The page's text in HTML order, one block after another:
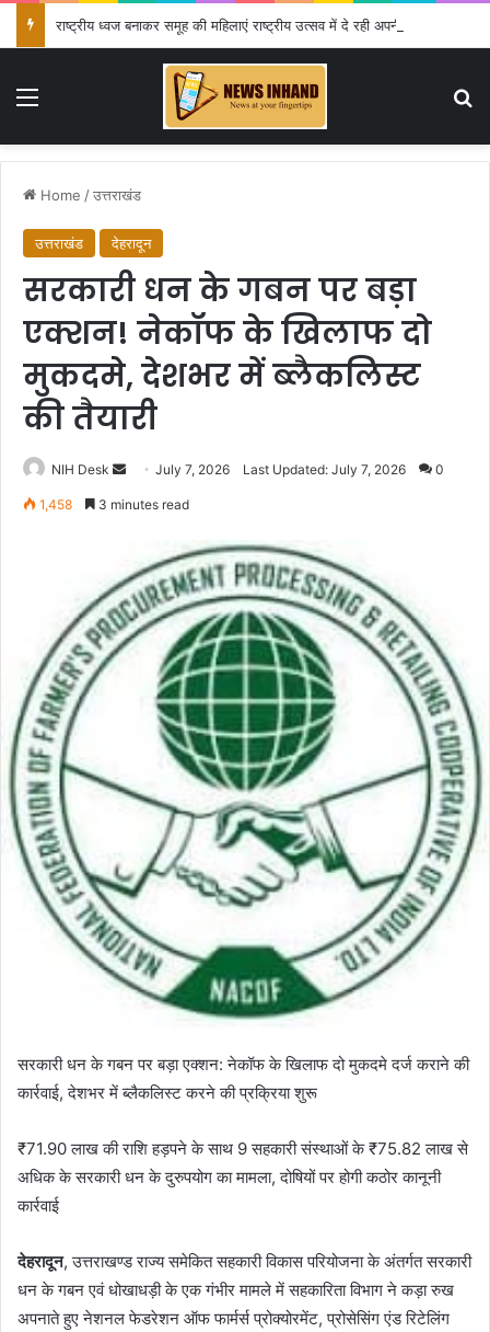
Menu
Home /उत्तराखंड
उत्तराखंड देहरादून
सरकारी धन के गबन पर बड़ा
एक्शन! नेकॉफ के खिलाफ दो
मुकदमे, देशभर में ब्लैकलिस्ट
की तैयारी
NIH Desk
SendJuly 7, 2026 Last Updated: July 7, 2026 0
1,458 3 minutes read
सरकारी धन के गबन पर बड़ा एक्शन: नेकॉफ के खिलाफ दो मुकदमे दर्ज कराने की
कार्रवाई, देशभर में ब्लैकलिस्ट करने की प्रक्रिया शुरू
₹71.90 लाख की राशि हड़पने के साथ 9 सहकारी संस्थाओं के ₹75.82 लाख से
अधिक के सरकारी धन के दुरुपयोग का मामला, दोषियों पर होगी कठोर कानूनी
कार्रवाई
देहरादून, उत्तराखण्ड राज्य समेकित सहकारी विकास परियोजना के अंतर्गत सरकारी
धन के गबन एवं धोखाधड़ी के एक गंभीर मामले में सहकारिता विभाग ने कड़ा रुख
अपनाते हुए नेशनल फेडरेशन ऑफ फार्मर्स प्रोक्योरमेंट, प्रोसेसिंग एंड रिटेलिंग